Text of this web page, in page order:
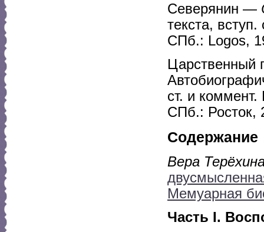
Северянин —
текста,
СПб.: Logos,
Царственный
ст. и
СПб.: Росток,
Содержание
Вера
Мемуарная
Часть I.